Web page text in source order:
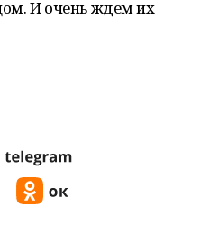
И очень ждем их